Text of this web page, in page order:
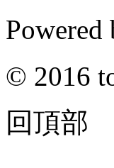
Powered
© 2016
回頂部